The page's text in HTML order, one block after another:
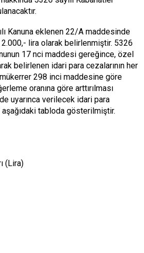
Kanuna eklenen 22/A maddesinde
2.000,- lira olarak belirlenmiştir. 5326
17 nci maddesi gereğince, özel
belirlenen idari para cezalarının her
mükerrer 298 inci maddesine göre
oranına göre arttırılması
uyarınca verilecek idari para
aşağıdaki tabloda gösterilmiştir.
(Lira)